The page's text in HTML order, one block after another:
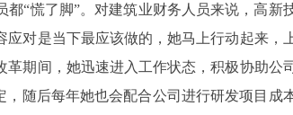
“慌了脚”。对建筑业财务人员来说，高新
对是当下最应该做的，她马上行动起来，
期间，她迅速进入工作状态，积极协助公
随后每年她也会配合公司进行研发项目成